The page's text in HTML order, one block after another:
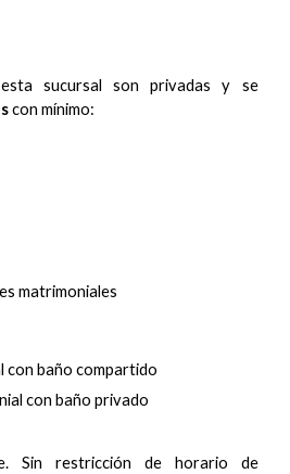
sucursal son privadas y se
con mínimo:
matrimoniales
con bañocompartido
con baño privado
Sin restricción de horario de